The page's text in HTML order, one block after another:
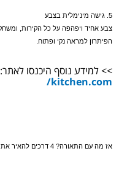
5. גישה מינימלית בצבע
הפיתרון למראה נקי ופתוח.
>> למידע נוסף היכנסו לאתר:
kitchen.com/
אז מה עם התאורה? 4 דרכים להאיר את המטבח הקטן שלך